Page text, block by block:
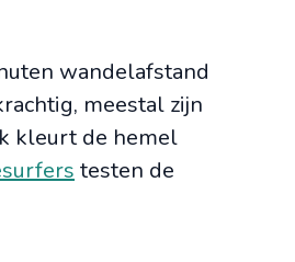
wandelafstand
meestal zijn
kleurt de hemel
testen de